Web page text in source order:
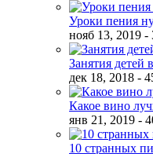
Уроки пения
нояб 13, 2019 -
Занятия детей
дек 18, 2018 -
Какое вино
янв 21, 2019 -
10 странных